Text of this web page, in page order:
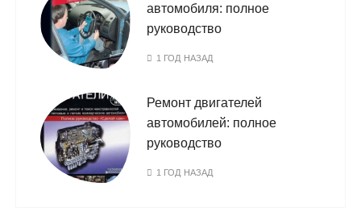
автомобиля: полное
руководство
1 ГОД НАЗАД
Ремонт двигателей
автомобилей: полное
руководство
1 ГОД НАЗАД